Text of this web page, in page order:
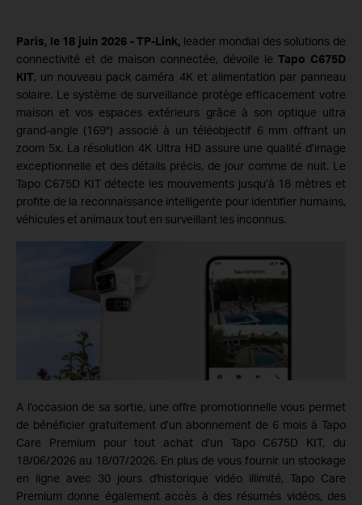
Paris, le 18 juin 2026 - TP-Link, leader mondial des solutions de
connectivité et de maison connectée, dévoile le Tapo C675D
KIT, un nouveau pack caméra 4K et alimentation par panneau
solaire. Le système de surveillance protège efficacement votre
maison et vos espaces extérieurs grâce à son optique ultra
grand-angle (169°) associé à untéléobjectif 6 mm offrant un
zoom 5x. La résolution 4K Ultra HD assure une qualité d’image
exceptionnelle et des détails précis, de jour comme de nuit. Le
Tapo C675D KIT détecte les mouvements jusqu’à 18 mètres et
profite de la reconnaissance intelligente pour identifier humains,
véhicules et animaux tout en surveillant les inconnus.
A l’occasion de sa sortie, une offre promotionnelle vous permet
de bénéficier gratuitement d’un abonnement de 6 mois à Tapo
Care Premium pour tout achat d’un Tapo C675D KIT, du
18/06/2026 au 18/07/2026. En plus de vous fournir un stockage
en ligne avec 30 jours d'historique vidéo illimité, Tapo Care
Premium donne également accès à des résumés vidéos, des